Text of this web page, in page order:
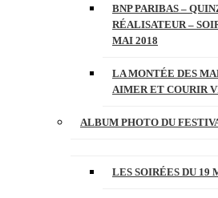
BNP PARIBAS –
RÉALISATEUR –
MAI 2018
LA MONTÉE DES
AIMER ET COURIR
ALBUM PHOTO DU
LES SOIRÉES DU 19